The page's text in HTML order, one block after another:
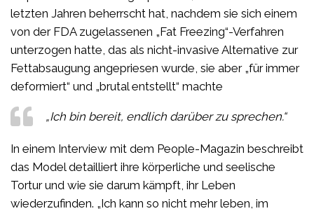
letzten Jahren beherrscht hat, nachdem sie sich einem
von der FDA zugelassenen „Fat Freezing“-Verfahren
unterzogen hatte, das als nicht-invasive Alternative zur
Fettabsaugung angepriesen wurde, sie aber „für immer
deformiert“ und „brutal entstellt“ machte
„Ich bin bereit, endlich darüber zu sprechen.“
In einem Interview mit dem People-Magazin beschreibt
das Model detailliert ihre körperliche und seelische
Tortur und wie sie darum kämpft, ihr Leben
wiederzufinden. „Ich kann so nicht mehr leben, im